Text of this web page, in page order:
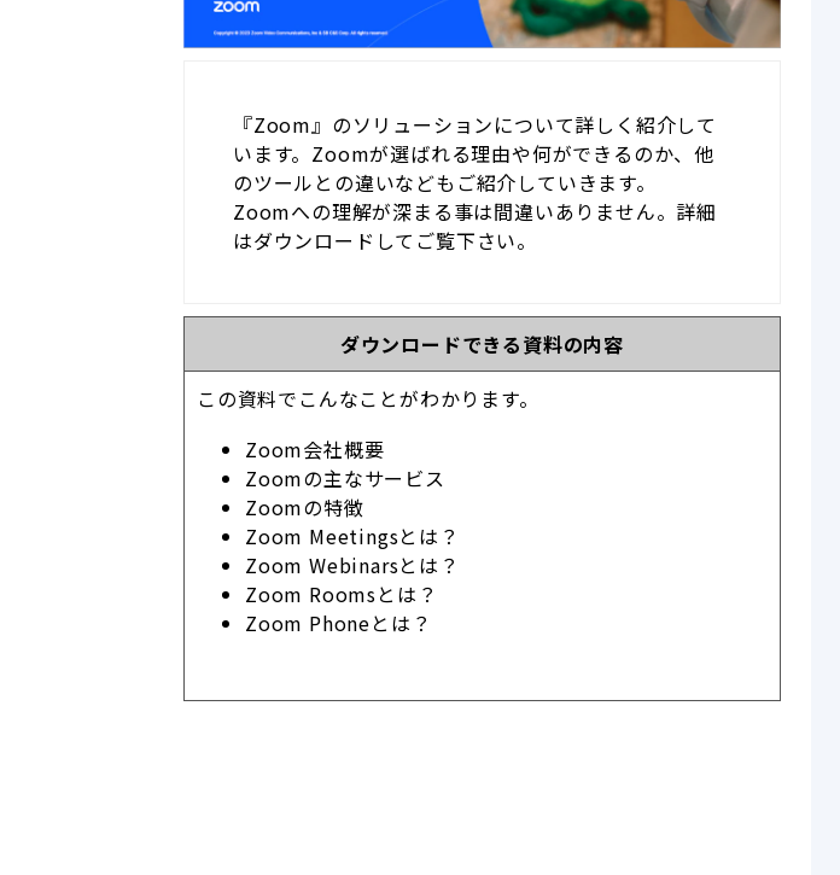
『Zoom』のソリューションについて詳しく紹介して
います。Zoomが選ばれる理由や何ができるのか、他
のツールとの違いなどもご紹介していきます。
Zoomへの理解が深まる事は間違いありません。詳細
はダウンロードしてご覧下さい。
ダウンロードできる資料の内容
この資料でこんなことがわかります。
Zoom会社概要
Zoomの主なサービス
Zoomの特徴
Zoom Meetingsとは？
Zoom Webinarsとは？
Zoom Roomsとは？
Zoom Phoneとは？